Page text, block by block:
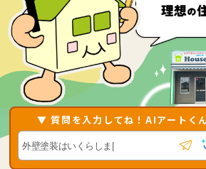
▼ 質問を入力してね！AIアートく